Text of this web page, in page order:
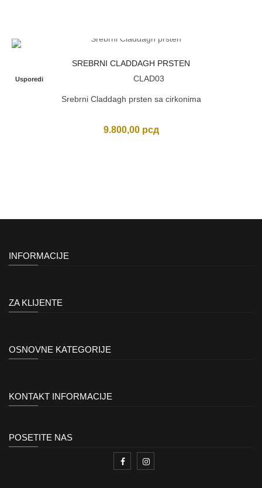
SREBRNI CLADDAGH PRSTEN
Usporedi CLAD03
Srebrni Claddagh prsten sa cirkonima
9.800,00 рсд
INFORMACIJE
ZA KLIJENTE
OSNOVNE KATEGORIJE
KONTAKT INFORMACIJE
POSETITE NAS